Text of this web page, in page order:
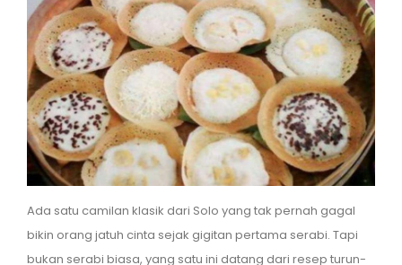
Ada satu camilan klasik dari Solo yang tak pernah gagal
bikin orang jatuh cinta sejak gigitan pertama serabi. Tapi
bukan serabi biasa, yang satu ini datang dari resep turun-